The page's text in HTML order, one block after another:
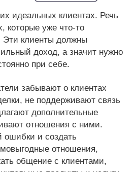
идеальных клиентах. Речь
которые уже что-то
Эти клиенты должны
доход, а значит нужно
при себе.
забывают о клиентах
не поддерживают связь
дополнительные
отношения с ними.
ошибки и создать
отношения,
общение с клиентами,